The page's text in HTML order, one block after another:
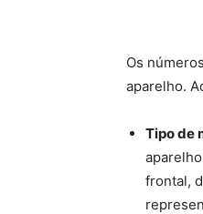
Os
aparelho.
Tipo de
frontal,